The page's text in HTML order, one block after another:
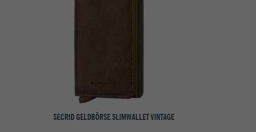
SECRID GELDBÖRSE SLIMWALLET VINTAGE